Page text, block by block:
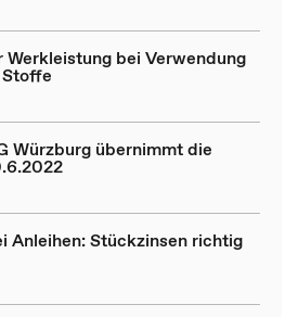
bei Verwendung
Würzburg übernimmt die
Anleihen: Stückzinsen richtig